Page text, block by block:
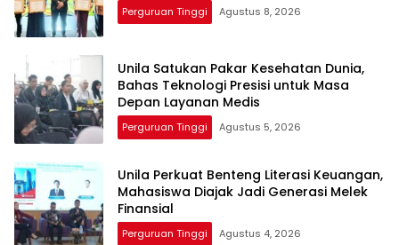
Perguruan Tinggi Agustus 8, 2026
Unila Satukan Pakar Kesehatan Dunia,
Bahas Teknologi Presisi untuk Masa
Depan Layanan Medis
Perguruan Tinggi Agustus 5, 2026
Unila Perkuat Benteng Literasi Keuangan,
Mahasiswa Diajak Jadi Generasi Melek
Finansial
Perguruan Tinggi Agustus 4, 2026